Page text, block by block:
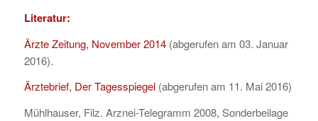
Literatur:
Ärzte Zeitung, November 2014(abgerufen am 03. Januar
2016).
Ärztebrief, Der Tagesspiegel(abgerufen am 11. Mai 2016)
Mühlhauser, Filz. Arznei-Telegramm 2008, Sonderbeilage